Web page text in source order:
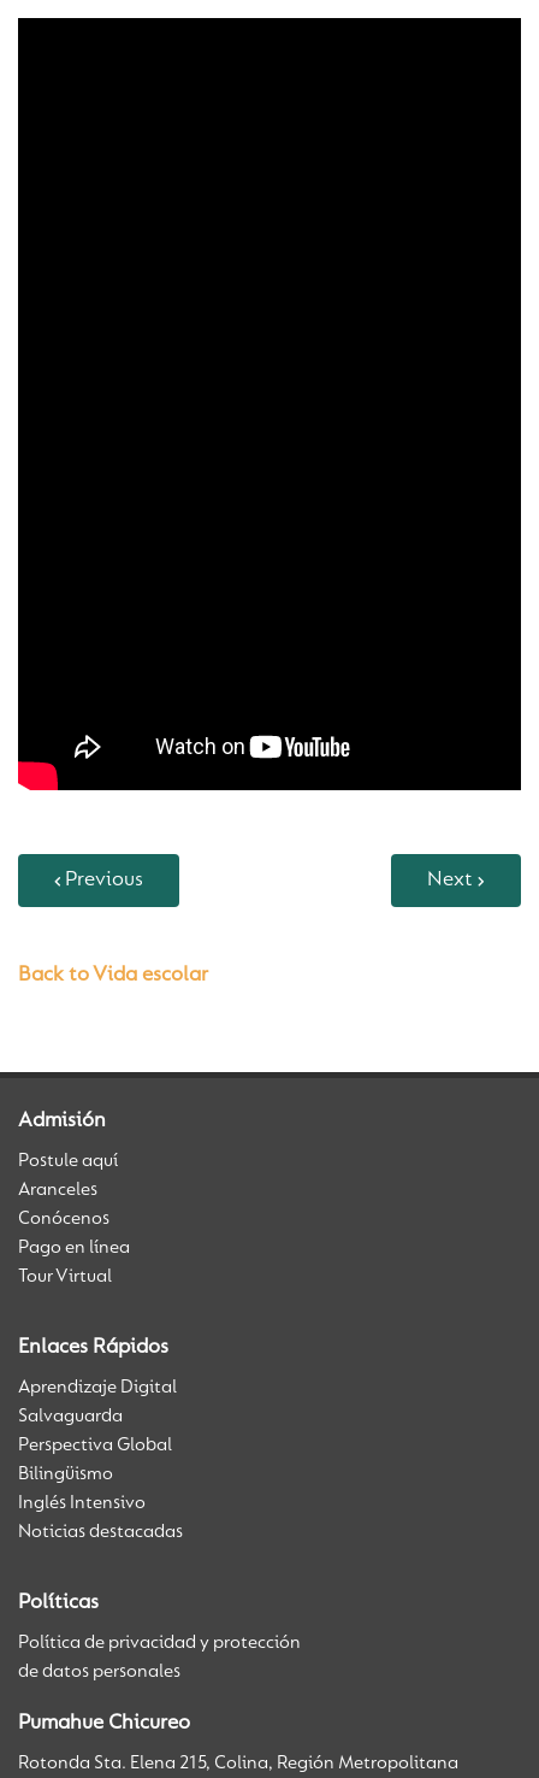
Previous Next
Back to Vida escolar
Admisión
Postule aquí
Aranceles
Conócenos
Pago en línea
Tour Virtual
Enlaces Rápidos
Aprendizaje Digital
Salvaguarda
Perspectiva Global
Bilingüismo
Inglés Intensivo
Noticias destacadas
Políticas
Política de privacidad y protección
de datos personales
Pumahue Chicureo
Rotonda Sta. Elena 215, Colina, Región Metropolitana